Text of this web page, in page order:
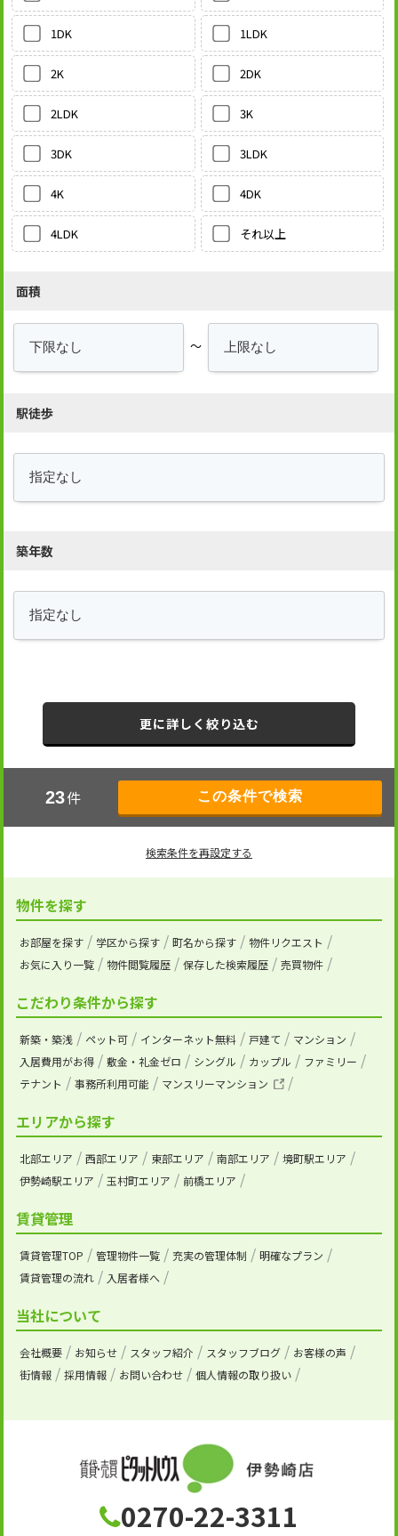
1DK 1LDK
2K 2DK
2LDK 3K
3DK 3LDK
4K 4DK
4LDK それ以上
面積
～
駅徒歩
築年数
更に詳しく絞り込む
23件
検索条件を再設定する
物件を探す
お部屋を探す 学区から探す 町名から探す
物件リクエスト
お気に入り一覧
物件閲覧履歴 保存した検索履歴 売買物件
こだわり条件から探す
新築・築浅 ペット可 インターネット無料 戸建て
マンション
入居費用がお得
敷金・礼金ゼロ シングル カップル
ファミリー
テナント
事務所利用可能 マンスリーマンション
エリアから探す
北部エリア 西部エリア 東部エリア 南部エリア
境町駅エリア
伊勢崎駅エリア
玉村町エリア 前橋エリア
賃貸管理
賃貸管理TOP 管理物件一覧 充実の管理体制
明確なプラン
賃貸管理の流れ
入居者様へ
当社について
会社概要 お知らせ スタッフ紹介 スタッフブログ
お客様の声
街情報
採用情報 お問い合わせ 個人情報の取り扱い
0270-22-3311